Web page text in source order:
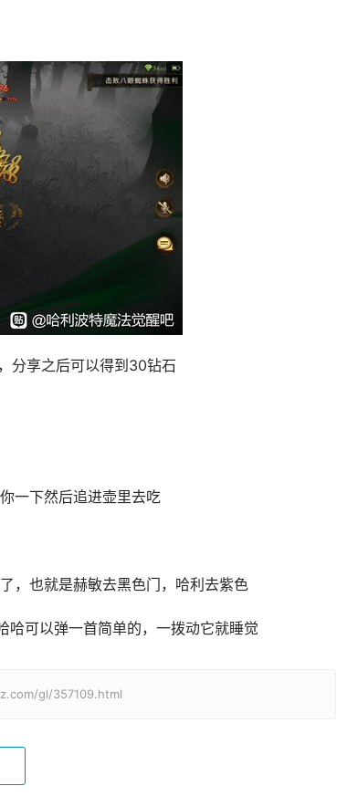
分享之后可以得到30钻石
一下然后追进壶里去吃
，也就是赫敏去黑色门，哈利去紫色
哈可以弹一首简单的，一拨动它就睡觉
gl/357109.html